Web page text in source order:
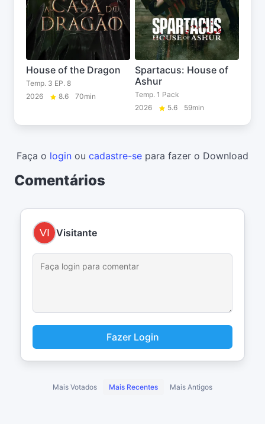
House of the Dragon
Temp. 3 EP. 8
2026
8.6 70min
Spartacus: House of
Ashur
Temp. 1 Pack
2026
5.6 59min
Faça o login ou cadastre-se para fazer o Download
Comentários
Visitante
Fazer Login
Mais Votados Mais Recentes Mais Antigos